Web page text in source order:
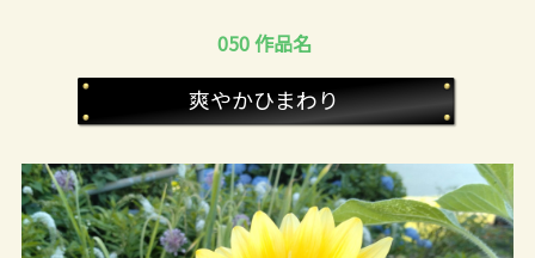
050 作品名
爽やかひまわり